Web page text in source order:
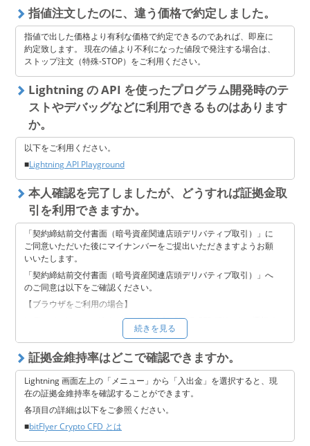
下をご確認ください。
bitFlyer Crypto CFD についてはこちら。
■bitFlyer Crypto CFD 取引ルール
指値注文したのに、違う価格で約定しました。
指値で出した価格より有利な価格で約定できるのであれば、即座に
約定致します。 現在の値より不利になった値段で発注する場合は、
ストップ注文（特殊-STOP）をご利用ください。
Lightning の API を使ったプログラム開発時のテ
ストやデバッグなどに利用できるものはあります
か。
以下をご利用ください。
■Lightning API Playground
本人確認を完了しましたが、どうすれば証拠金取
引を利用できますか。
「契約締結前交付書面（暗号資産関連店頭デリバティブ取引）」に
ご同意いただいた後にマイナンバーをご提出いただきますようお願
いいたします。
「契約締結前交付書面（暗号資産関連店頭デリバティブ取引）」へ
のご同意は以下をご確認ください。
【ブラウザをご利用の場合】
bitFlyer Lighting ログイン後に画面上部「BTC-CFD/JPY」をご選択く
画面遷移後に同意画面が表示されますので、そちらより「暗号資産
関連店頭デリバティブ取引の契約締結前交付書⾯」をご確認の上、
同意してください。
※当社推奨環境よりお試しください。
【スマートフォンアプリをご利用の場合】
ログイン後にホーム画面の右にございます Lightning よりお進みい
続きを見る
証拠金維持率はどこで確認できますか。
Lightning 画面左上の「メニュー」から「入出金」を選択すると、現
在の証拠金維持率を確認することができます。
各項目の詳細は以下をご参照ください。
■bitFlyer Crypto CFD とは